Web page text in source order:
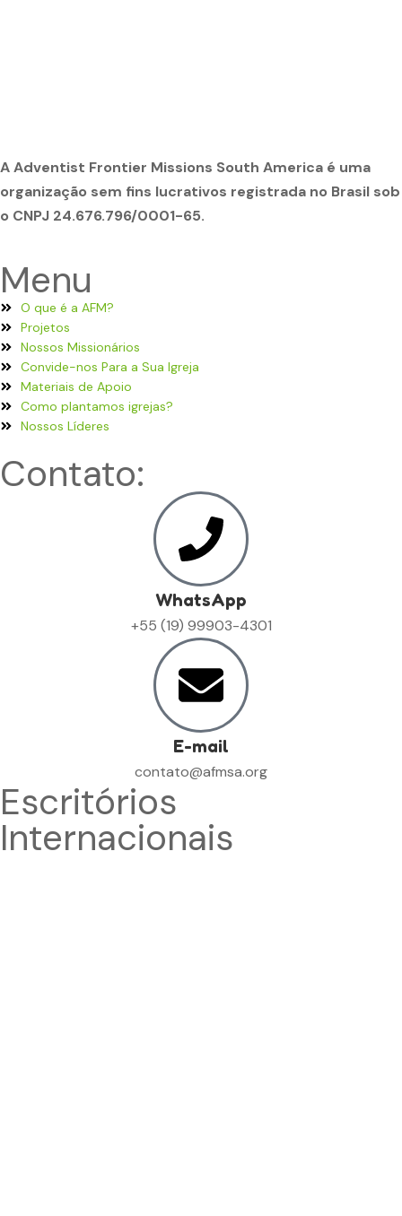
A Adventist Frontier Missions South America é uma
organização sem fins lucrativos registrada no Brasil sob
o CNPJ 24.676.796/0001-65.
Menu
O que é a AFM?
Projetos
Nossos Missionários
Convide-nos Para a Sua Igreja
Materiais de Apoio
Como plantamos igrejas?
Nossos Líderes
Contato:
WhatsApp
+55 (19) 99903-4301
E-mail
contato@afmsa.org
Escritórios
Internacionais